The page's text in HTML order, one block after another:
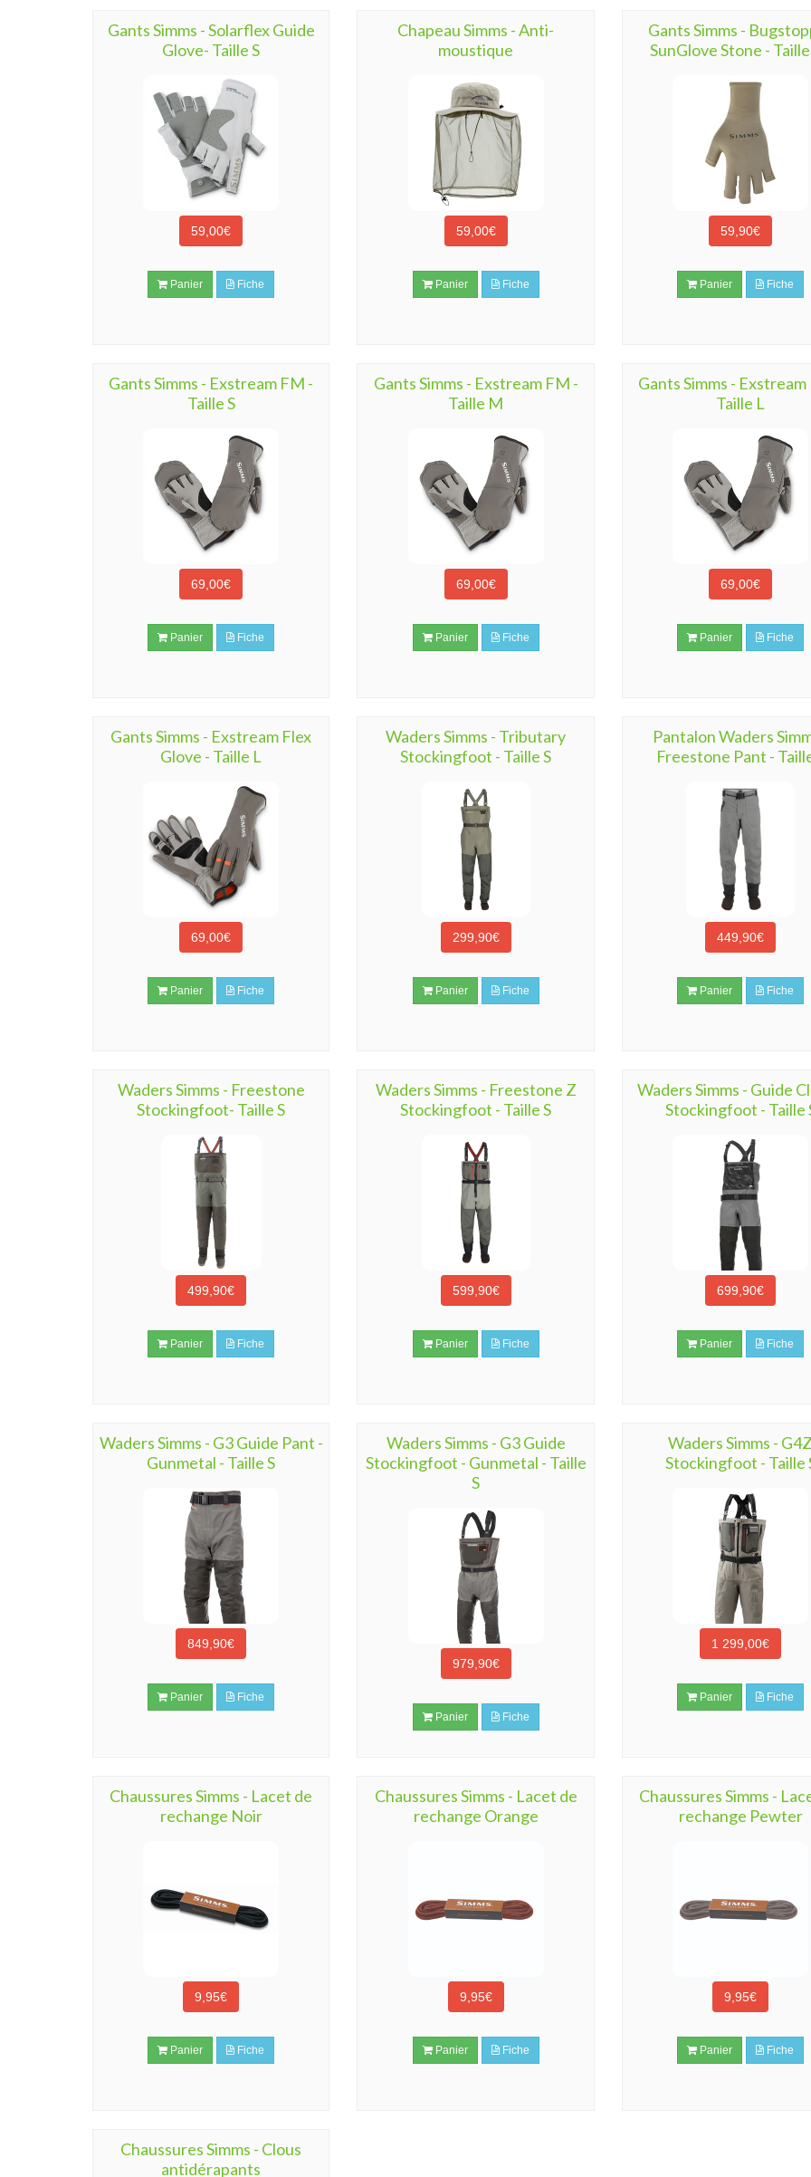
Gants Simms - Solarflex Guide
Glove- Taille S
59,00€
Panier Fiche
Chapeau Simms - Anti-
moustique
59,00€
Panier Fiche
Gants Simms -
SunGlove Stone -
59,90€
Panier Fiche
Gants Simms - Exstream FM -
Taille S
69,00€
Panier Fiche
Gants Simms - Exstream FM -
Taille M
69,00€
Panier Fiche
Gants Simms -
Taille L
69,00€
Panier Fiche
Gants Simms - Exstream Flex
Glove - Taille L
69,00€
Panier Fiche
Waders Simms - Tributary
Stockingfoot - Taille S
299,90€
Panier Fiche
Pantalon Waders
Freestone Pant -
449,90€
Panier Fiche
Waders Simms - Freestone
Stockingfoot- Taille S
499,90€
Panier Fiche
Waders Simms - Freestone Z
Stockingfoot - Taille S
599,90€
Panier Fiche
Waders Simms - Guide
Stockingfoot - Taille
699,90€
Panier Fiche
Waders Simms - G3 Guide Pant -
Gunmetal - Taille S
849,90€
Panier Fiche
Waders Simms - G3 Guide
Stockingfoot - Gunmetal - Taille
S
979,90€
Panier Fiche
Waders Simms -
Stockingfoot - Taille
1 299,00€
Panier Fiche
Chaussures Simms - Lacet de
rechange Noir
9,95€
Panier Fiche
Chaussures Simms - Lacet de
rechange Orange
9,95€
Panier Fiche
Chaussures Simms -
rechange Pewter
9,95€
Panier Fiche
Chaussures Simms - Clous
antidérapants